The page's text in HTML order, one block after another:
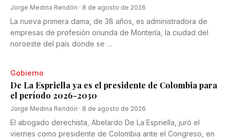
Jorge Medina Rendón · 8 de agosto de 2026
La nueva primera dama, de 38 años, es administradora de
empresas de profesión oriunda de Montería, la ciudad del
noroeste del país donde se …
Gobierno
De La Espriella ya es el presidente de Colombia para
el período 2026-2030
Jorge Medina Rendón · 8 de agosto de 2026
El abogado derechista, Abelardo De La Espriella, juró el
viernes como presidente de Colombia ante el Congreso, en